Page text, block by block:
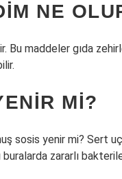
NE
maddeler gıda
MI?
sosis yenir mi? Sert
zararlı